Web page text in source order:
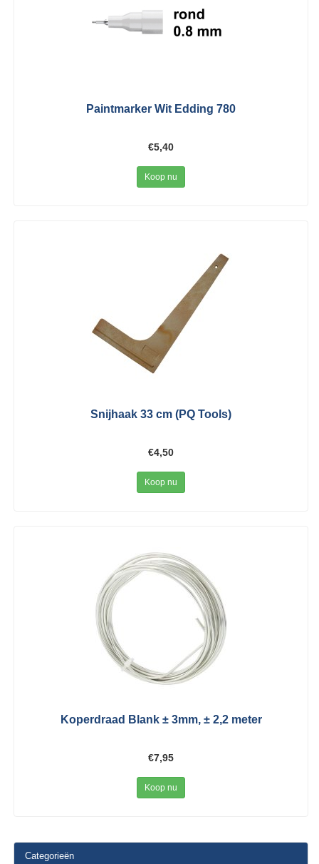
Paintmarker Wit Edding 780
€5,40
Koop nu
Snijhaak 33 cm (PQ Tools)
€4,50
Koop nu
Koperdraad Blank ± 3mm, ± 2,2 meter
€7,95
Koop nu
Categorieën